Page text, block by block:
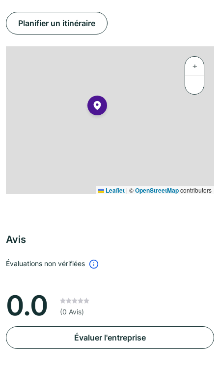
Planifier un itinéraire
+
−
Leaflet | ©OpenStreetMapcontributors
Avis
Évaluations non vérifiées
0.0 (0 Avis)
Évaluer l'entreprise